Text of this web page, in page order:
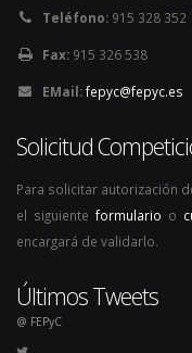
Teléfono: 915 328
Fax: 915 326 538
EMail:fepyc@fepyc.es
Solicitud
Para solicitar autorización
el siguiente formulario o
encargará de validarlo.
Últimos Tweets
@ FEPyC